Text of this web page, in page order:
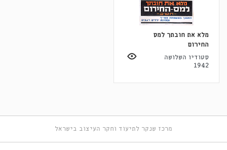
מלא את חובתך למס
החירום
סטודיו השלושה
1942
מרכז שנקר לתיעוד וחקר העיצוב בישראל